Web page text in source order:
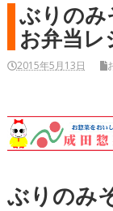
ぶりのみ
お弁当レ
2015年5月13日
ぶりのみ